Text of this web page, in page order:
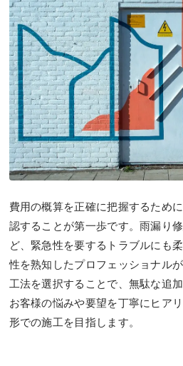
費用の概算を正確に把握するため
認することが第一歩です。雨漏り
ど、緊急性を要するトラブルにも
性を熟知したプロフェッショナル
工法を選択することで、無駄な追
お客様の悩みや要望を丁寧にヒア
形での施工を目指します。